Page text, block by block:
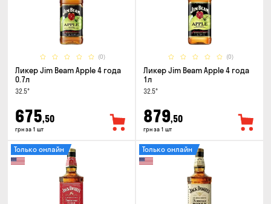
(0)
Ликер Jim Beam Apple 4 года
0.7л
32.5°
675,50
грн за 1 шт
(0)
Ликер Jim Beam Apple 4 года
1л
32.5°
879,50
грн за 1 шт
Только онлайн Только онлайн